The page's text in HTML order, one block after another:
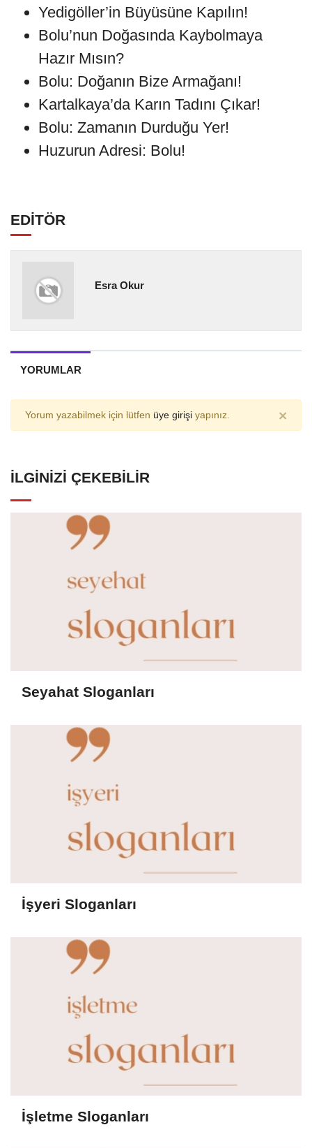
Yedigöller’in Büyüsüne Kapılın!
Bolu’nun Doğasında Kaybolmaya
Hazır Mısın?
Bolu: Doğanın Bize Armağanı!
Kartalkaya’da Karın Tadını Çıkar!
Bolu: Zamanın Durduğu Yer!
Huzurun Adresi: Bolu!
EDİTÖR
Esra Okur
YORUMLAR
Yorum yazabilmek için lütfen üye girişi yapınız. ×
İLGINIZI ÇEKEBILIR
Seyahat Sloganları
İşyeri Sloganları
İşletme Sloganları